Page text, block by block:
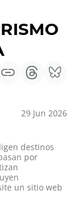
29 Jun 2026
destinos
por
un sitio web